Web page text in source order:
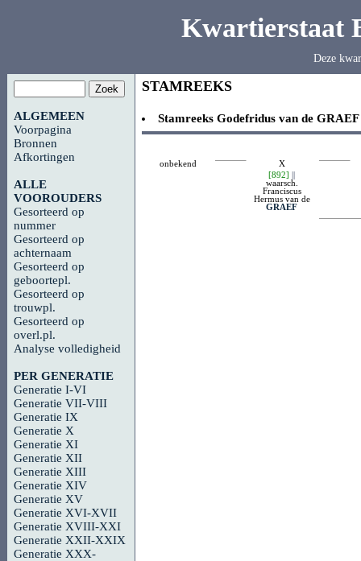
Kwartierstaat
Deze
ALGEMEEN
Voorpagina
Bronnen
Afkortingen
ALLE
VOOROUDERS
Gesorteerd op
nummer
Gesorteerd op
achternaam
Gesorteerd op
geboortepl.
Gesorteerd op
trouwpl.
Gesorteerd op
overl.pl.
Analyse volledigheid
PER GENERATIE
Generatie I-VI
Generatie VII-VIII
Generatie IX
Generatie X
Generatie XI
Generatie XII
Generatie XIII
Generatie XIV
Generatie XV
Generatie XVI-XVII
Generatie XVIII-XXI
Generatie XXII-XXIX
Generatie XXX-
STAMREEKS
Stamreeks Godefridus van de GRAEF
onbekend
X
[892] ||
waarsch.
Franciscus
Hermus van de
GRAEF